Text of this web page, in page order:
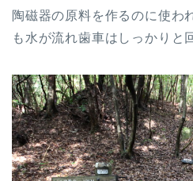
陶磁器の原料を作るのに使わ
も水が流れ歯車はしっかりと